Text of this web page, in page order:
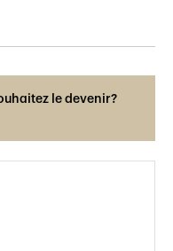
le devenir?